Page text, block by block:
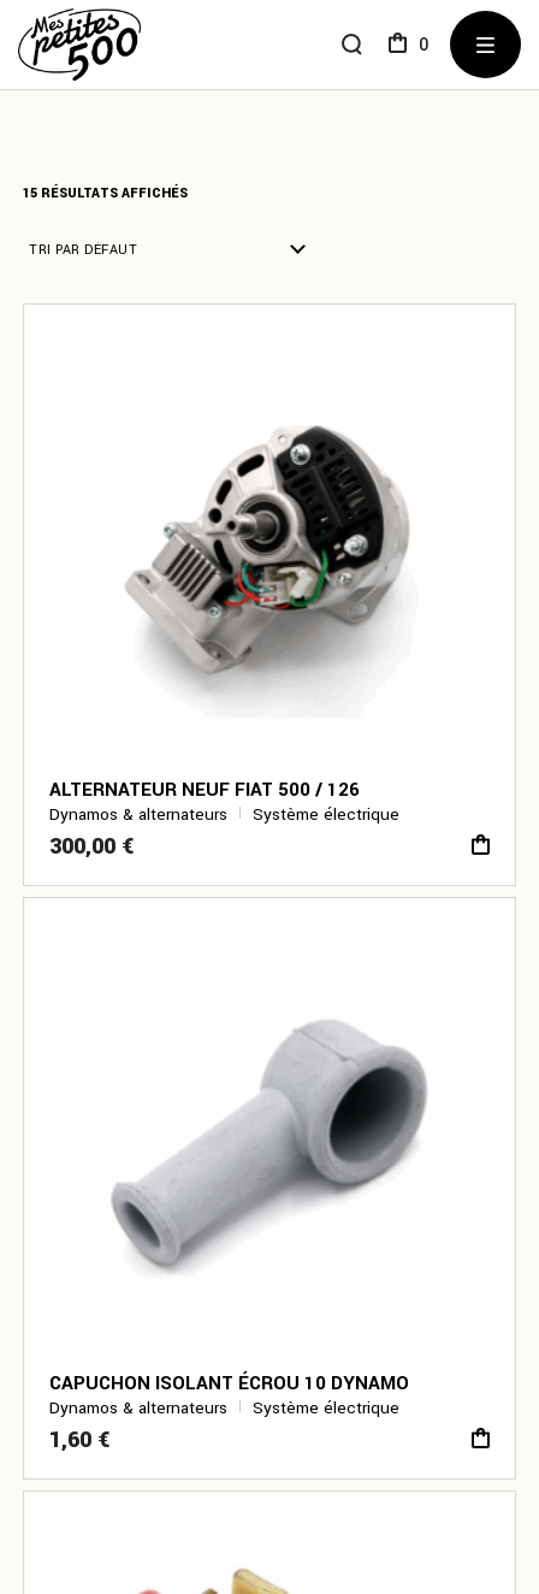
the
content
0
15 RÉSULTATS AFFICHÉS
TRI PAR DÉFAUT
ALTERNATEUR NEUF FIAT 500 / 126
Dynamos & alternateurs Système électrique
300,00 €
CAPUCHON ISOLANT ÉCROU 10 DYNAMO
Dynamos & alternateurs Système électrique
1,60 €